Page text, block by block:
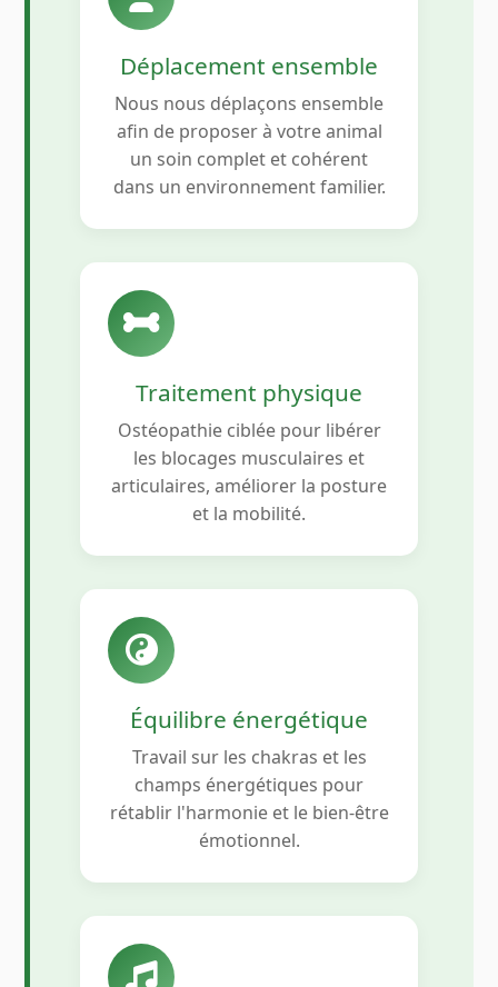
Déplacement ensemble
Nous nous déplaçons ensemble
afin de proposer à votre animal
un soin complet et cohérent
dans un environnement familier.
Traitement physique
Ostéopathie ciblée pour libérer
les blocages musculaires et
articulaires, améliorer la posture
et la mobilité.
Équilibre énergétique
Travail sur les chakras et les
champs énergétiques pour
rétablir l'harmonie et le bien-être
émotionnel.